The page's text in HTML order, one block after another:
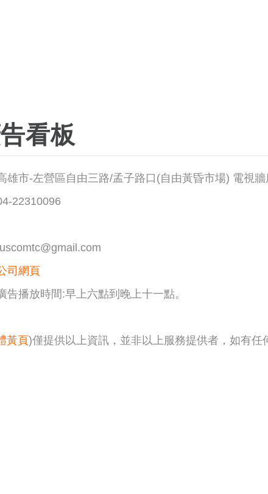
看板
雄市-左營區自由三路/孟子路口(自由黃昏市場) 電視牆
22310096
司網頁
告播放時間:早上六點到晚上十一點。
黃頁)僅提供以上資訊，並非以上服務提供者，如有任